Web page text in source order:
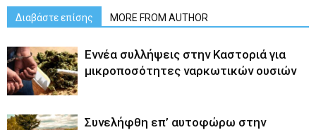
Διαβάστε επίσης MORE FROM AUTHOR
Εννέα συλλήψεις στην Καστοριά για
μικροποσότητες ναρκωτικών ουσιών
Συνελήφθη επ’ αυτοφώρω στην